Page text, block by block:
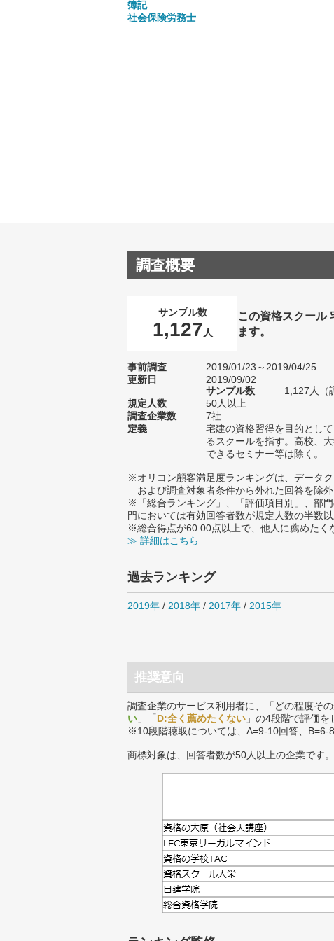
簿記
社会保険労務士
調査概要
サンプル数
1,127 人
この資格スクール
ます。
事前調査
2019/01/23～2019/04/25
更新日
2019/09/02
サンプル数
1,127人（
規定人数
50人以上
調査企業数
7社
定義
宅建の資格習得を目的とし
るスクールを指す。高校、
できるセミナー等は除く。
※オリコン顧客満足度ランキングは、データ
および調査対象者条件から外れた回答を除外
※「総合ランキング」、「評価項目別」、部
門においては有効回答者数が規定人数の半数
※総合得点が60.00点以上で、他人に薦めたく
≫ 詳細はこちら
過去ランキング
2019年 / 2018年 / 2017年 / 2015年
推奨意向
調査企業のサービス利用者に、「どの程度そ
い 」「D:全く薦めたくない 」の4段階で評価を
※10段階聴取については、A=9-10回答、B=6-
商標対象は、回答者数が50人以上の企業です。